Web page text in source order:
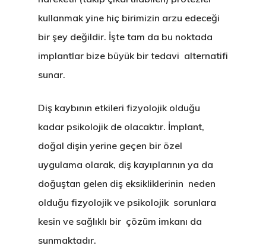
kullanmak yine hiç birimizin arzu edeceği
bir şey değildir. İşte tam da bu noktada
implantlar bize büyük bir tedavi alternatifi
sunar.
Diş kaybının etkileri fizyolojik olduğu
kadar psikolojik de olacaktır. İmplant,
doğal dişin yerine geçen bir özel
uygulama olarak, diş kayıplarının ya da
doğuştan gelen diş eksikliklerinin neden
olduğu fizyolojik ve psikolojik sorunlara
kesin ve sağlıklı bir çözüm imkanı da
sunmaktadır.